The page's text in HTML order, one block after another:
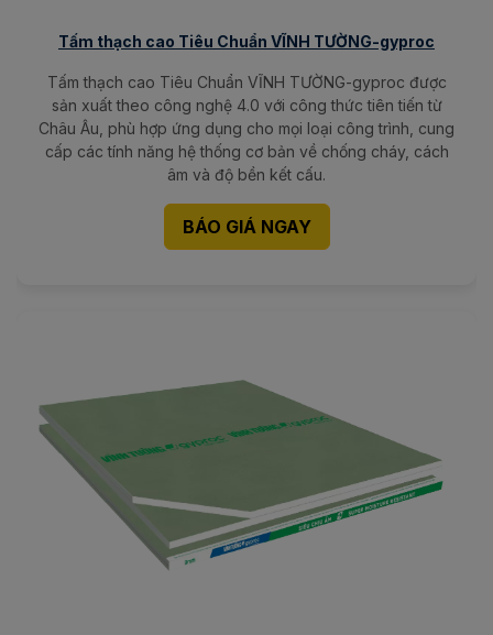
Tấm thạch cao Tiêu Chuẩn VĨNH TƯỜNG-gyproc
Tấm thạch cao Tiêu Chuẩn VĨNH TƯỜNG-gyproc được
sản xuất theo công nghệ 4.0 với công thức tiên tiến từ
Châu Âu, phù hợp ứng dụng cho mọi loại công trình, cung
cấp các tính năng hệ thống cơ bản về chống cháy, cách
âm và độ bền kết cấu.
BÁO GIÁ NGAY